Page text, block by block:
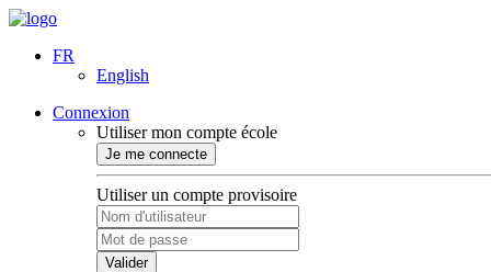
FR
English
Connexion
Utiliser mon compte école
Je me connecte
Utiliser un compte provisoire
Valider